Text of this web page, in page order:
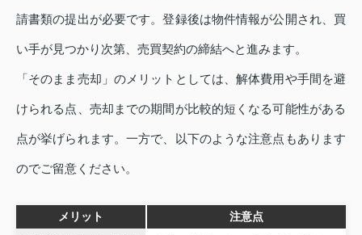
請書類の提出が必要です。登録後は物件情報が公開され、買
い手が見つかり次第、売買契約の締結へと進みます。
「そのまま売却」のメリットとしては、解体費用や手間を避
けられる点、売却までの期間が比較的短くなる可能性がある
点が挙げられます。一方で、以下のような注意点もあります
のでご留意ください。
メリット 注意点